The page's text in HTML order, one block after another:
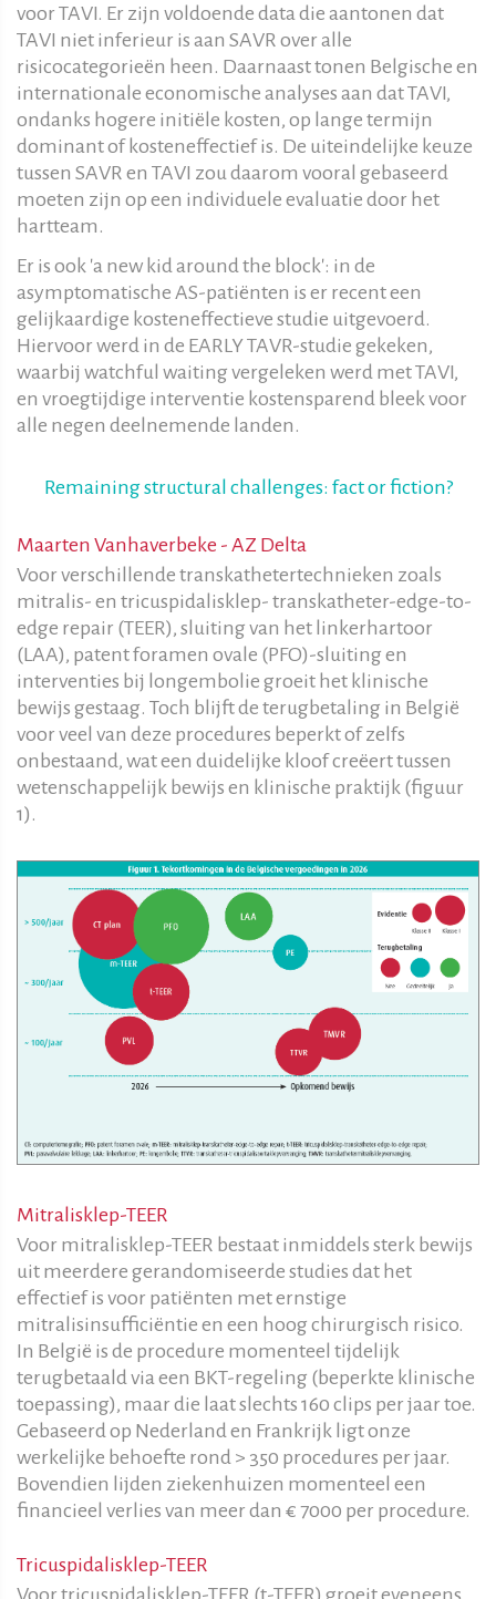
voor TAVI. Er zijn voldoende data die aantonen dat
TAVI niet inferieur is aan SAVR over alle
risicocategorieën heen. Daarnaast tonen Belgische en
internationale economische analyses aan dat TAVI,
ondanks hogere initiële kosten, op lange termijn
dominant of kosteneffectief is. De uiteindelijke keuze
tussen SAVR en TAVI zou daarom vooral gebaseerd
moeten zijn op een individuele evaluatie door het
hartteam.
Er is ook 'a new kid around the block': in de
asymptomatische AS-patiënten is er recent een
gelijkaardige kosteneffectieve studie uitgevoerd.
Hiervoor werd in de EARLY TAVR-studie gekeken,
waarbij watchful waiting vergeleken werd met TAVI,
en vroegtijdige interventie kostensparend bleek voor
alle negen deelnemende landen.
Remaining structural challenges: fact or fiction?
Maarten Vanhaverbeke - AZ Delta
Voor verschillende transkathetertechnieken zoals
mitralis- en tricuspidalisklep- transkatheter-edge-to-
edge repair (TEER), sluiting van het linkerhartoor
(LAA), patent foramen ovale (PFO)-sluiting en
interventies bij longembolie groeit het klinische
bewijs gestaag. Toch blijft de terugbetaling in België
voor veel van deze procedures beperkt of zelfs
onbestaand, wat een duidelijke kloof creëert tussen
wetenschappelijk bewijs en klinische praktijk (figuur
1).
Mitralisklep-TEER
Voor mitralisklep-TEER bestaat inmiddels sterk bewijs
uit meerdere gerandomiseerde studies dat het
effectief is voor patiënten met ernstige
mitralisinsufficiëntie en een hoog chirurgisch risico.
In België is de procedure momenteel tijdelijk
terugbetaald via een BKT-regeling (beperkte klinische
toepassing), maar die laat slechts 160 clips per jaar toe.
Gebaseerd op Nederland en Frankrijk ligt onze
werkelijke behoefte rond > 350 procedures per jaar.
Bovendien lijden ziekenhuizen momenteel een
financieel verlies van meer dan € 7000 per procedure.
Tricuspidalisklep-TEER
Voor tricuspidalisklep-TEER (t-TEER) groeit eveneens